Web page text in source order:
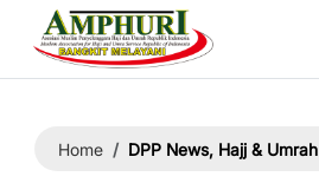
Home DPP News, Hajj & Umrah